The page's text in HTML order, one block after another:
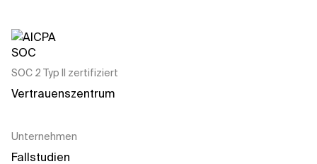
SOC 2 Typ II zertifiziert
Vertrauenszentrum
Unternehmen
Fallstudien